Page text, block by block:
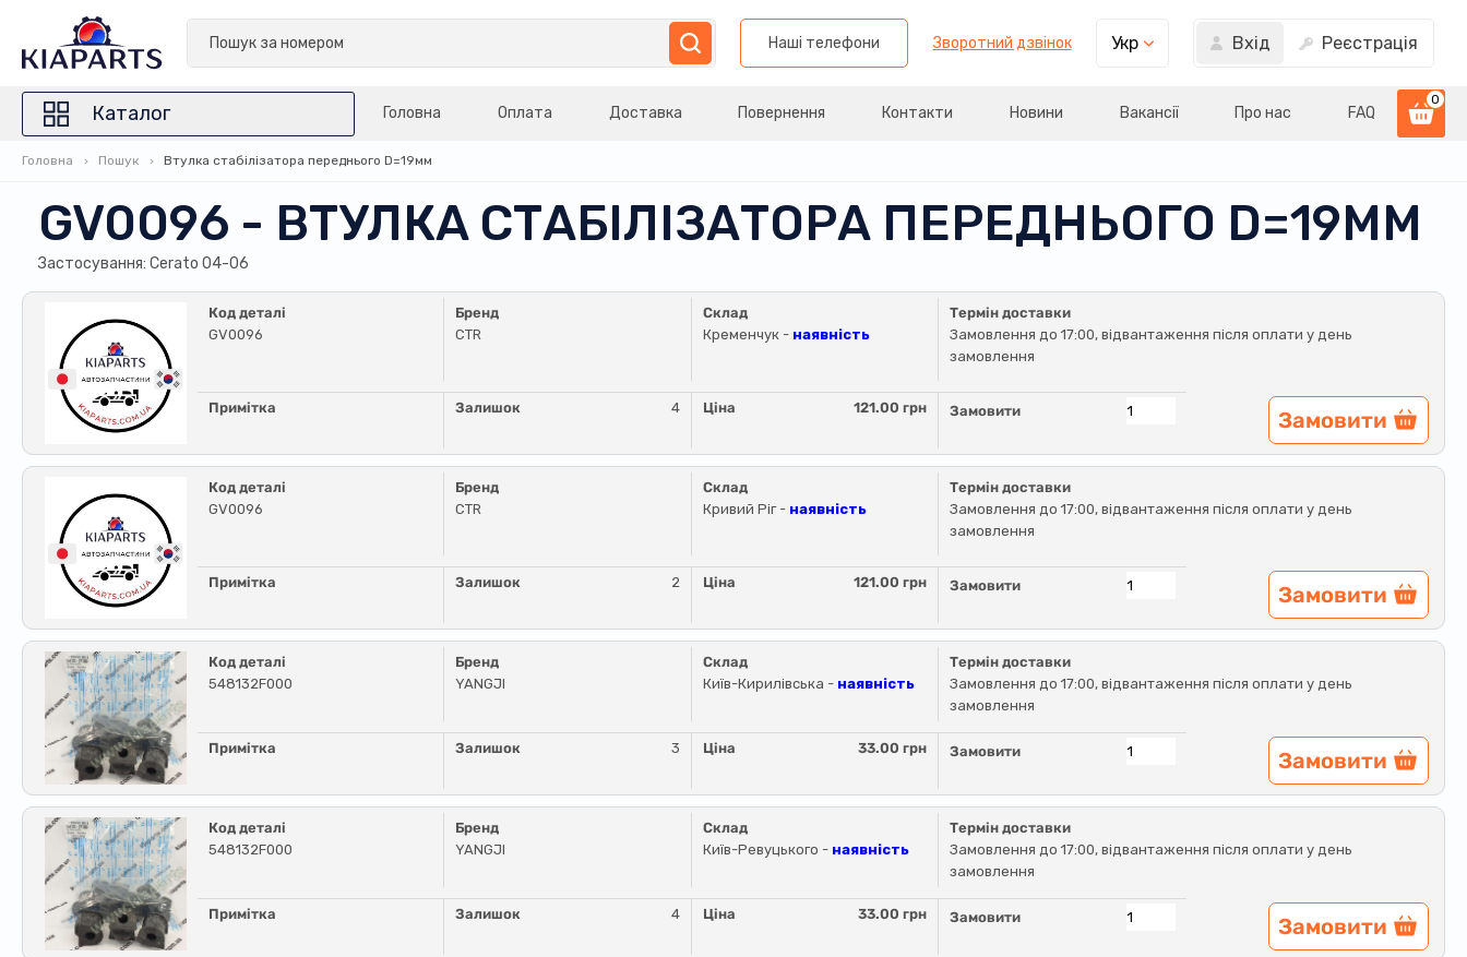
Наші телефони Зворотний дзвінок Укр Вхід Реєстрація
Каталог Головна Оплата Доставка Повернення Контакти Новини Вакансії Про нас FAQ
0
Головна Пошук Втулка стабілізатора переднього D=19мм
GV0096 - ВТУЛКА СТАБІЛІЗАТОРА ПЕРЕДНЬОГО D=19ММ
Застосування: Cerato 04-06
Код деталі
GV0096
Бренд
CTR
Склад
Кременчук - наявність
Термін доставки
Замовлення до 17:00, відвантаження після оплати у день
замовлення
Примітка Залишок 4 Ціна 121.00 грн Замовити Замовити
Код деталі
GV0096
Бренд
CTR
Склад
Кривий Ріг - наявність
Термін доставки
Замовлення до 17:00, відвантаження після оплати у день
замовлення
Примітка Залишок 2 Ціна 121.00 грн Замовити Замовити
Код деталі
548132F000
Бренд
YANGJI
Склад
Київ-Кирилівська - наявність
Термін доставки
Замовлення до 17:00, відвантаження після оплати у день
замовлення
Примітка Залишок 3 Ціна 33.00 грн Замовити Замовити
Код деталі
548132F000
Бренд
YANGJI
Склад
Київ-Ревуцького - наявність
Термін доставки
Замовлення до 17:00, відвантаження після оплати у день
замовлення
Примітка Залишок 4 Ціна 33.00 грн Замовити Замовити